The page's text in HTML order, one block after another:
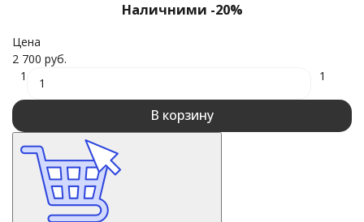
Наличними -20%
Цена
2 700 руб.
1
1
В корзину